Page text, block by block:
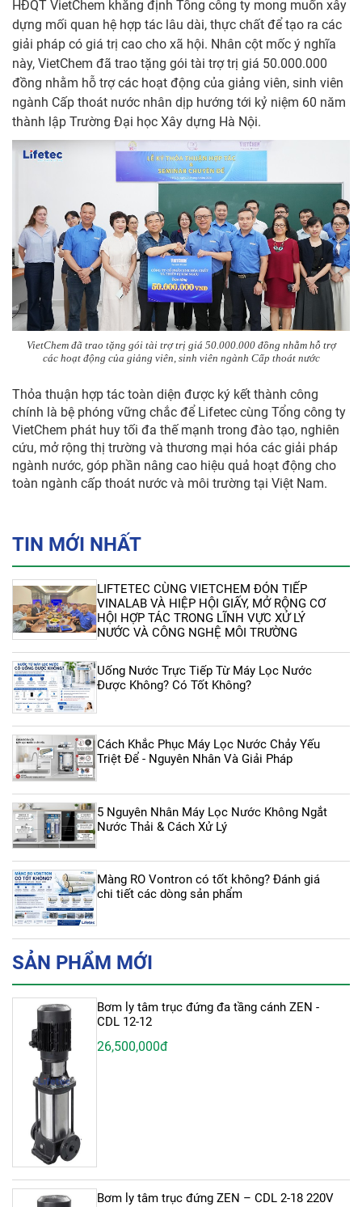
HĐQT VietChem khẳng định Tổng công ty mong muốn xây
dựng mối quan hệ hợp tác lâu dài, thực chất để tạo ra các
giải pháp có giá trị cao cho xã hội. Nhân cột mốc ý nghĩa
này, VietChem đã trao tặng gói tài trợ trị giá 50.000.000
đồng nhằm hỗ trợ các hoạt động của giảng viên, sinh viên
ngành Cấp thoát nước nhân dịp hướng tới kỷ niệm 60 năm
thành lập Trường Đại học Xây dựng Hà Nội.
VietChem đã trao tặng gói tài trợ trị giá 50.000.000 đồng nhằm hỗ trợ
các hoạt động của giảng viên, sinh viên ngành Cấp thoát nước
Thỏa thuận hợp tác toàn diện được ký kết thành công
chính là bệ phóng vững chắc để Lifetec cùng Tổng công ty
VietChem phát huy tối đa thế mạnh trong đào tạo, nghiên
cứu, mở rộng thị trường và thương mại hóa các giải pháp
ngành nước, góp phần nâng cao hiệu quả hoạt động cho
toàn ngành cấp thoát nước và môi trường tại Việt Nam.
TIN MỚI NHẤT
LIFTETEC CÙNG VIETCHEM ĐÓN TIẾP
VINALAB VÀ HIỆP HỘI GIẤY, MỞ RỘNG CƠ
HỘI HỢP TÁC TRONG LĨNH VỰC XỬ LÝ
NƯỚC VÀ CÔNG NGHỆ MÔI TRƯỜNG
Uống Nước Trực Tiếp Từ Máy Lọc Nước
Được Không? Có Tốt Không?
Cách Khắc Phục Máy Lọc Nước Chảy Yếu
Triệt Để - Nguyên Nhân Và Giải Pháp
5 Nguyên Nhân Máy Lọc Nước Không Ngắt
Nước Thải & Cách Xử Lý
Màng RO Vontron có tốt không? Đánh giá
chi tiết các dòng sản phẩm
SẢN PHẨM MỚI
Bơm ly tâm trục đứng đa tầng cánh ZEN -
CDL 12-12
26,500,000đ
Bơm ly tâm trục đứng ZEN – CDL 2-18 220V